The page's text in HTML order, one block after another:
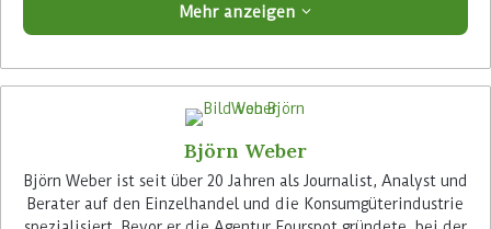
soll dann im nächsten Schritt das In-Store
Fulfilment – die Kommissionierung in Filialen
und Dark Stores – sowie die Planung der letzten
Advertisement
Mehr anzeigen
Björn Weber
Björn Weber ist seit über 20 Jahren als Journalist, Analyst und
Berater auf den Einzelhandel und die Konsumgüterindustrie